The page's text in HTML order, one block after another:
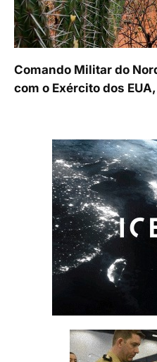
Comando Militar do
com o Exército dos